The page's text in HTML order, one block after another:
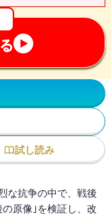
試し読み
な抗争の中で、戦後
原像｣を検証し、改